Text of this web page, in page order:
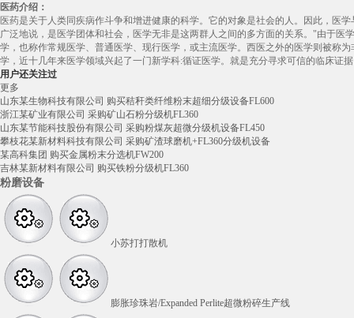
医药介绍：
医药是关于人类同疾病作斗争和增进健康的科学。它的对象是社会的人。因此，医
广泛地说，是医学团体和社会，医学无非是这两群人之间的多方面的关系。"由于
学，也称作常规医学、普通医学、现行医学，或主流医学。西医之外的医学则被
学，近十几年来医学领域兴起了一门新学科:循证医学。就是充分寻求可信的临床证
用户还关注过
更多
山东某生物科技有限公司 购买秸秆类纤维粉末超细分级设备FL600
浙江某矿业有限公司 采购矿山石粉分级机FL360
山东某节能科技股份有限公司 采购粉煤灰超微分级机设备FL450
攀枝花某新材料科技有限公司 采购矿渣球磨机+FL360分级机设备
某高科集团 购买金属粉末分选机FW200
吉林某新材料有限公司 购买铁粉分级机FL360
粉磨设备
小苏打打散机
膨胀珍珠岩/Expanded Perlite超微粉碎生产线